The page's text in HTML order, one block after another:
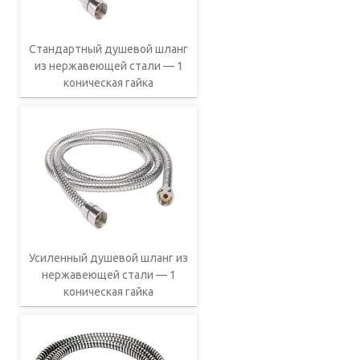
Стандартный душевой шланг
из нержавеющей стали — 1
коническая гайка
Усиленный душевой шланг из
нержавеющей стали — 1
коническая гайка